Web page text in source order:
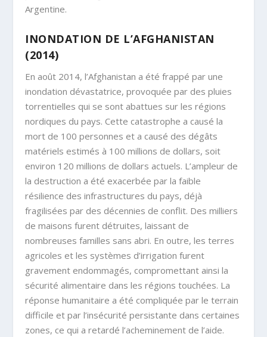
Argentine.
INONDATION DE L’AFGHANISTAN
(2014)
En août 2014, l’Afghanistan a été frappé par une
inondation dévastatrice, provoquée par des pluies
torrentielles qui se sont abattues sur les régions
nordiques du pays. Cette catastrophe a causé la
mort de 100 personnes et a causé des dégâts
matériels estimés à 100 millions de dollars, soit
environ 120 millions de dollars actuels. L’ampleur de
la destruction a été exacerbée par la faible
résilience des infrastructures du pays, déjà
fragilisées par des décennies de conflit. Des milliers
de maisons furent détruites, laissant de
nombreuses familles sans abri. En outre, les terres
agricoles et les systèmes d’irrigation furent
gravement endommagés, compromettant ainsi la
sécurité alimentaire dans les régions touchées. La
réponse humanitaire a été compliquée par le terrain
difficile et par l’insécurité persistante dans certaines
zones, ce qui a retardé l’acheminement de l’aide.